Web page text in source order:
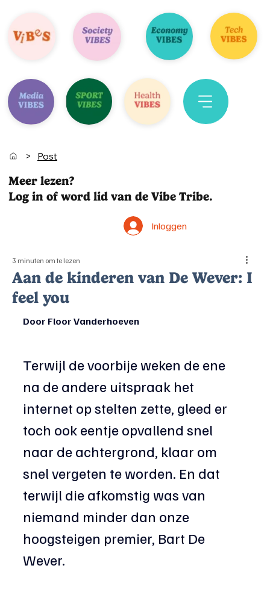
> Post
Meer lezen?
Log in of word lid van de Vibe Tribe.
Inloggen
Aan de kinderen van De Wever: I
feel you
3 minuten om te lezen
Door Floor Vanderhoeven
Terwijl de voorbije weken de ene
na de andere uitspraak het
internet op stelten zette, gleed er
toch ook eentje opvallend snel
naar de achtergrond, klaar om
snel vergeten te worden. En dat
terwijl die afkomstig was van
niemand minder dan onze
hoogsteigen premier, Bart De
Wever.